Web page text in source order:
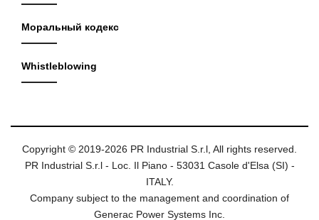
Моральный кодекс
Whistleblowing
Copyright © 2019-2026 PR Industrial S.r.l, All rights reserved.
PR Industrial S.r.l - Loc. Il Piano - 53031 Casole d'Elsa (SI) -
ITALY.
Company subject to the management and coordination of
Generac Power Systems Inc.